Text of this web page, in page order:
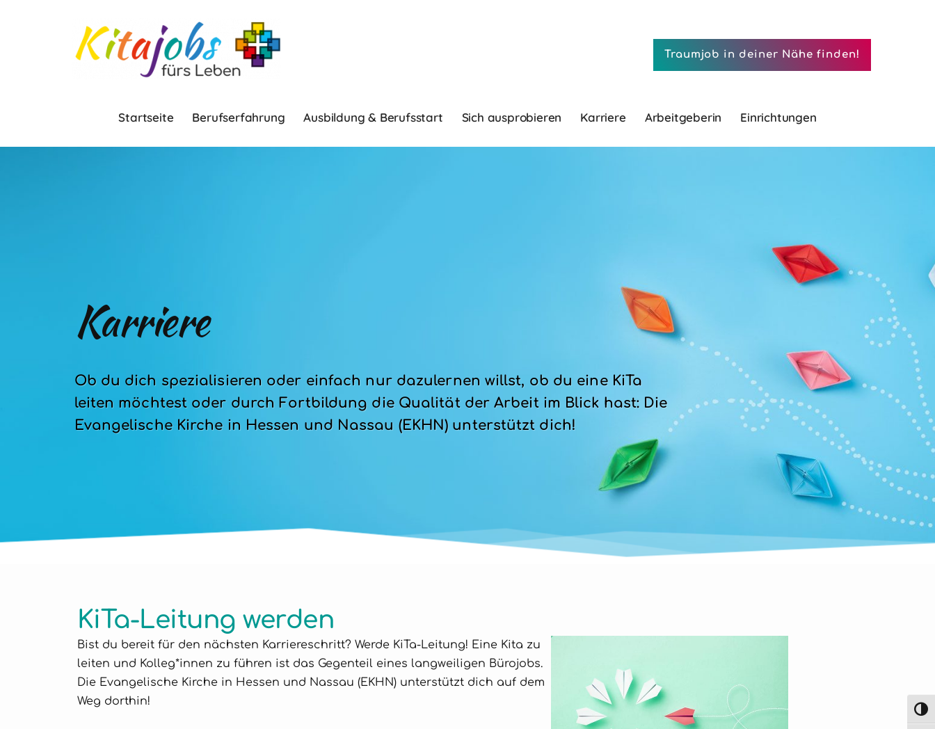
Traumjob in deiner Nähe finden!
Startseite Berufserfahrung Ausbildung & Berufsstart Sich ausprobieren Karriere Arbeitgeberin Einrichtungen
Karriere
Ob du dich spezialisieren oder einfach nur dazulernen willst, ob du eine KiTa
leiten möchtest oder durch Fortbildung die Qualität der Arbeit im Blick hast: Die
Evangelische Kirche in Hessen und Nassau (EKHN) unterstützt dich!
KiTa-Leitung werden
Bist du bereit für den nächsten Karriereschritt? Werde KiTa-Leitung! Eine Kita zu
leiten und Kolleg*innen zu führen ist das Gegenteil eines langweiligen Bürojobs.
Die Evangelische Kirche in Hessen und Nassau (EKHN) unterstützt dich auf dem
Weg dorthin!